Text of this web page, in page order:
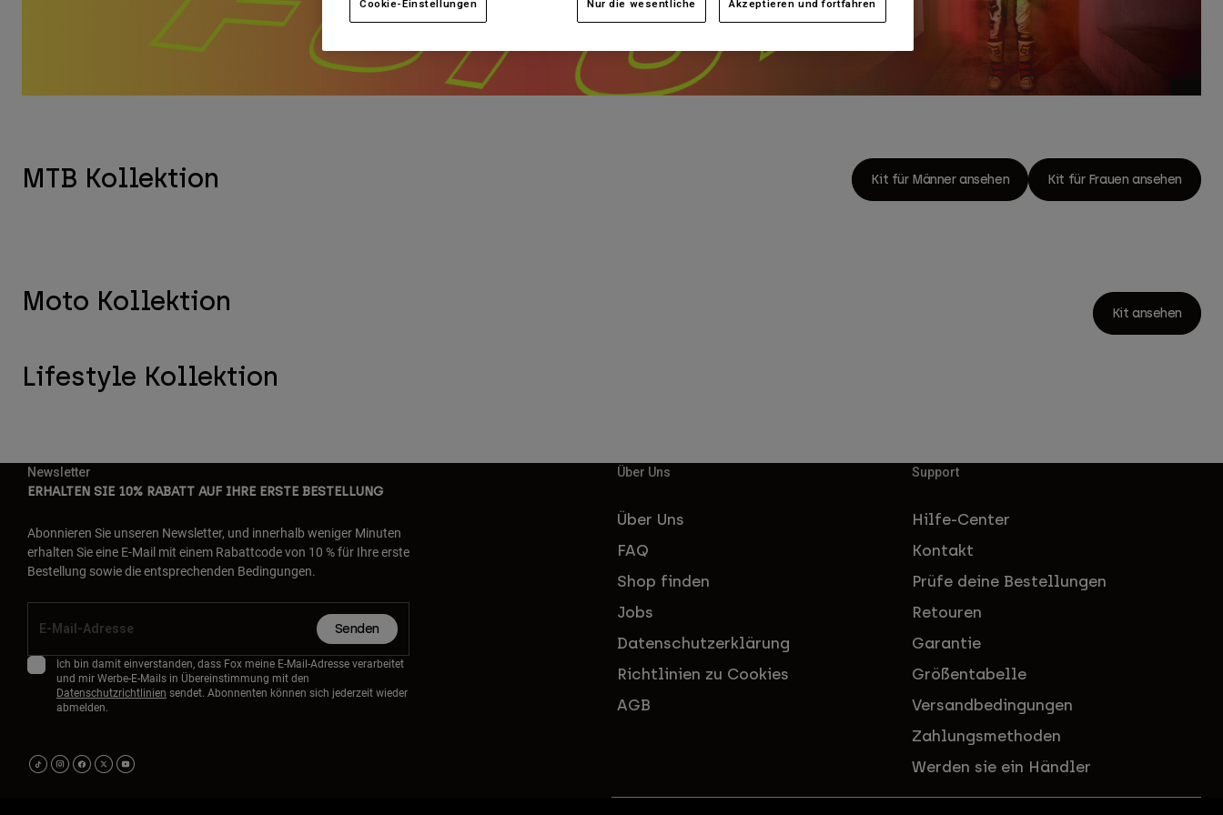
MTB Kollektion Kit für Männer ansehen Kit für Frauen ansehen
Moto Kollektion Kit ansehen
Lifestyle Kollektion
Newsletter
ERHALTEN SIE 10% RABATT AUF IHRE ERSTE BESTELLUNG
Abonnieren Sie unseren Newsletter, und innerhalb weniger Minuten
erhalten Sie eine E-Mail mit einem Rabattcode von 10 % für Ihre erste
Bestellung sowie die entsprechenden Bedingungen.
Senden
Ich bin damit einverstanden, dass Fox meine E-Mail-Adresse verarbeitet
und mir Werbe-E-Mails in Übereinstimmung mit den
Datenschutzrichtlinien sendet. Abonnenten können sich jederzeit wieder
abmelden.
Über Uns
Über Uns
FAQ
Shop finden
Jobs
Datenschutzerklärung
Richtlinien zu Cookies
AGB
Support
Hilfe-Center
Kontakt
Prüfe deine Bestellungen
Retouren
Garantie
Größentabelle
Versandbedingungen
Zahlungsmethoden
Werden sie ein Händler
Cookie-Einstellungen Nur die wesentliche Akzeptieren und fortfahren